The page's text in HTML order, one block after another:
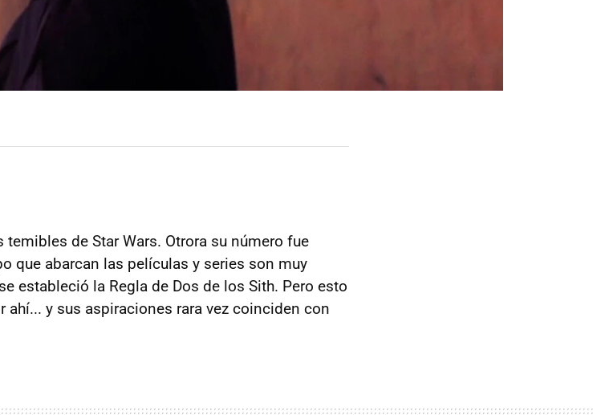
de Star Wars. Otrora su número fue
que abarcan las películas y series son muy
estableció la Regla de Dos de los Sith. Pero esto
ahí... y sus aspiraciones rara vez coinciden con